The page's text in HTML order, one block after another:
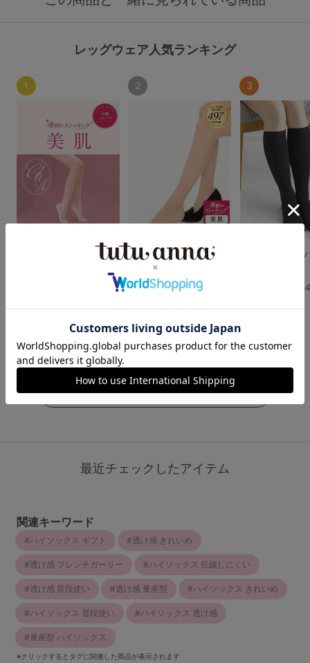
レッグウェア人気ランキング
1
[感動のストッキング・
伝線しにくいストッキ
￥649 (税込)
2
[美肌]感動のストッキ
ング(大きいサイズ)
4.6
￥1,210
3
綿混無地5本指
4.4
もっと見る
最近チェックしたアイテム
関連キーワード
ハイソックス ギフト 透け感 きれいめ
透け感 フレンチガーリー ハイソックス 伝線しにくい
透け感 普段使い 透け感 量産型 ハイソックス きれいめ
ハイソックス 普段使い ハイソックス 透け感
量産型 ハイソックス
※クリックするとタグに関連した商品が表示されます